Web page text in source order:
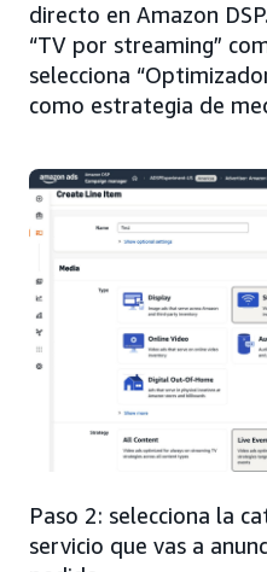
directo en Amazon
“TV por streaming”
selecciona
como estrategia de
Paso 2: selecciona la
servicio que vas a